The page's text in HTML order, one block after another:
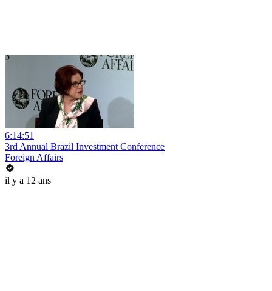
6:14:51
3rd Annual Brazil Investment Conference
Foreign Affairs
il y a 12 ans